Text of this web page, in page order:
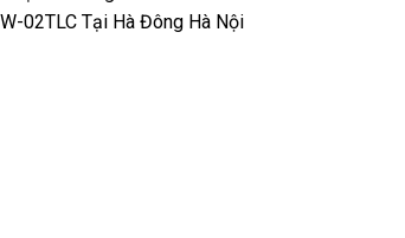
02TLC Tại Hà Đông Hà Nội